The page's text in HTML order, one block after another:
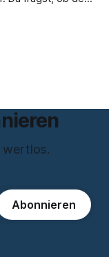
zwischen Deinen
wertlos.
Abonnieren